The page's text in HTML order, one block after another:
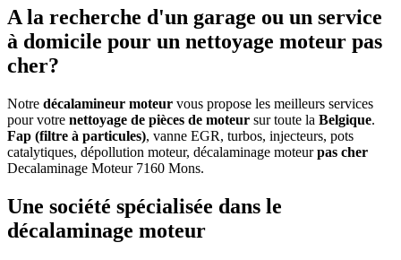
A la recherche d'un garage ou un service
à domicile pour un nettoyage moteur pas
cher?
Notre décalamineur moteur vous propose les meilleurs services
pour votre nettoyage de pièces de moteur sur toute la Belgique.
Fap (filtre à particules), vanne EGR, turbos, injecteurs, pots
catalytiques, dépollution moteur, décalaminage moteurpas cher
Decalaminage Moteur 7160 Mons.
Une société spécialisée dans le
décalaminage moteur